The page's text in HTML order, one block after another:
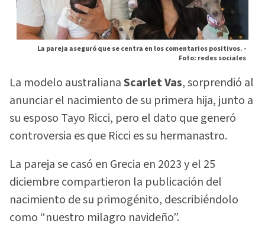
La pareja aseguró que se centra en los comentarios positivos. -
Foto: redes sociales
La modelo australianaScarlet Vas, sorprendió al
anunciar el nacimiento de su primera hija, junto a
su esposo Tayo Ricci, pero el dato que generó
controversia es que Ricci es su hermanastro.
La pareja se casó en Grecia en 2023 y el 25
diciembre compartieron la publicación del
nacimiento de su primogénito, describiéndolo
como “nuestro milagro navideño”.